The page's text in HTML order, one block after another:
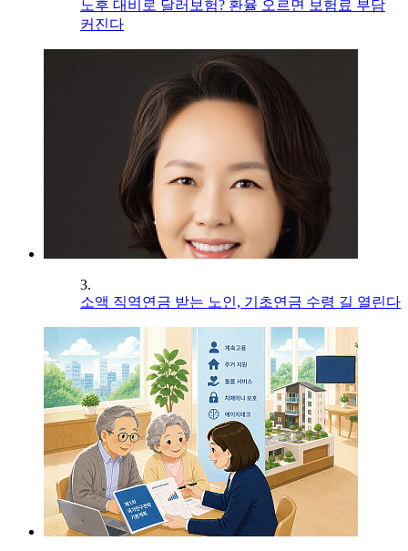
노후 대비로 달러보험? 환율 오르면 보험료 부담
커진다
3.
소액 직역연금 받는 노인, 기초연금 수령 길 열린다